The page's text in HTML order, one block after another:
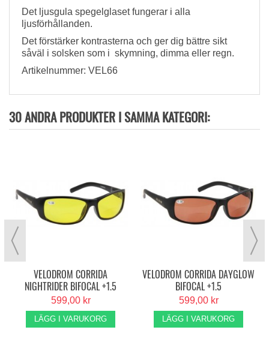
Det ljusgula spegelglaset fungerar i alla
ljusförhållanden.
Det förstärker kontrasterna och ger dig bättre sikt
såväl i solsken som i skymning, dimma eller regn.
Artikelnummer: VEL66
30 ANDRA PRODUKTER I SAMMA KATEGORI:
VELODROM CORRIDA
NIGHTRIDER BIFOCAL +1.5
599,00 kr
LÄGG I VARUKORG
VELODROM CORRIDA DAYGLOW
BIFOCAL +1.5
599,00 kr
LÄGG I VARUKORG